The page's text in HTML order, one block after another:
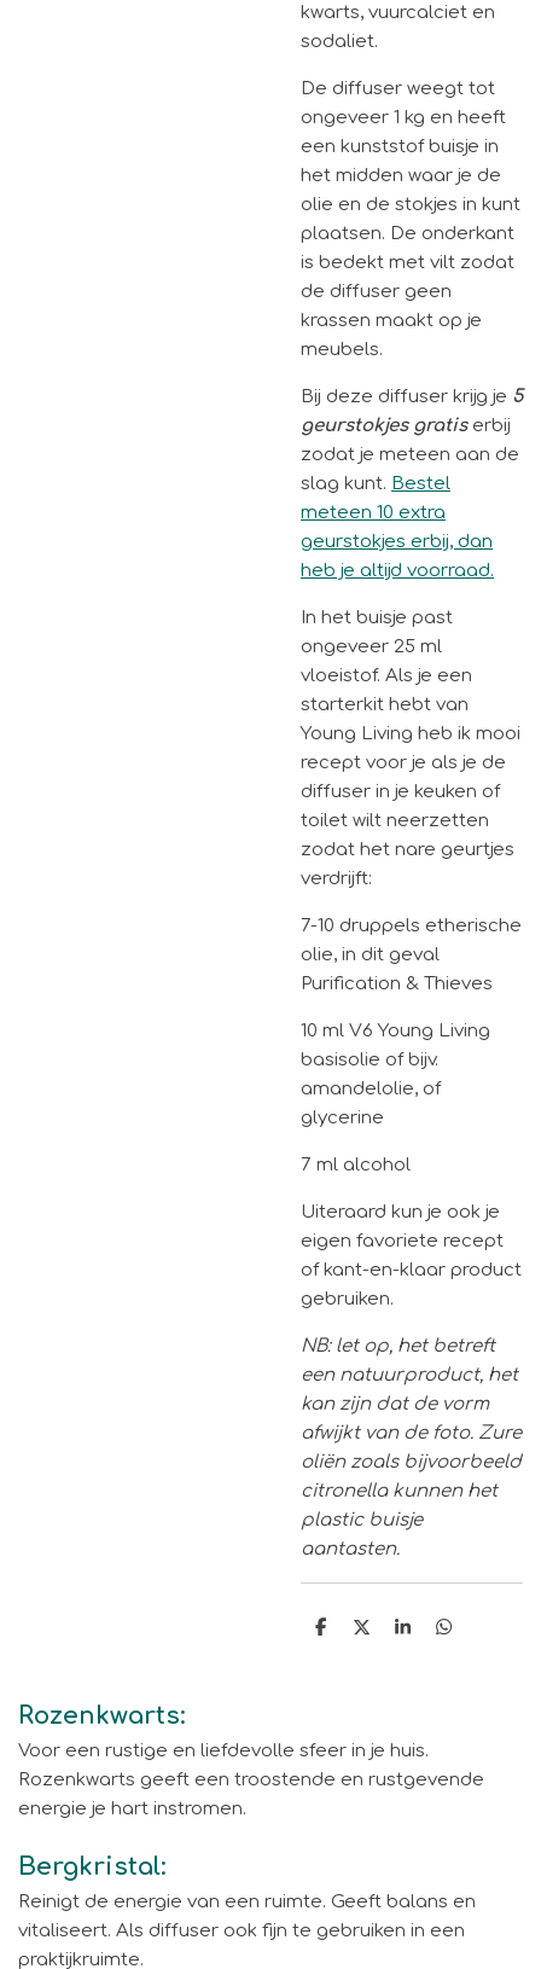
kwarts, vuurcalciet en
sodaliet.
De diffuser weegt tot
ongeveer 1 kg en heeft
een kunststof buisje in
het midden waar je de
olie en de stokjes in kunt
plaatsen. De onderkant
is bedekt met vilt zodat
de diffuser geen
krassen maakt op je
meubels.
Bij deze diffuser krijg je 5
geurstokjes gratis erbij
zodat je meteen aan de
slag kunt. Bestel
meteen 10 extra
geurstokjes erbij, dan
heb je altijd voorraad.
In het buisje past
ongeveer 25 ml
vloeistof. Als je een
starterkit hebt van
Young Living heb ik mooi
recept voor je als je de
diffuser in je keuken of
toilet wilt neerzetten
zodat het nare geurtjes
verdrijft:
7-10 druppels etherische
olie, in dit geval
Purification & Thieves
10 ml V6 Young Living
basisolie of bijv.
amandelolie, of
glycerine
7 ml alcohol
Uiteraard kun je ook je
eigen favoriete recept
of kant-en-klaar product
gebruiken.
NB: let op, het betreft
een natuurproduct, het
kan zijn dat de vorm
afwijkt van de foto. Zure
oliën zoals bijvoorbeeld
citronella kunnen het
plastic buisje
aantasten.
D
D
S
D
Rozenkwarts:
Voor een rustige en liefdevolle sfeer in je huis.
Rozenkwarts geeft een troostende en rustgevende
energie je hart instromen.
Bergkristal:
Reinigt de energie van een ruimte. Geeft balans en
vitaliseert. Als diffuser ook fijn te gebruiken in een
praktijkruimte.